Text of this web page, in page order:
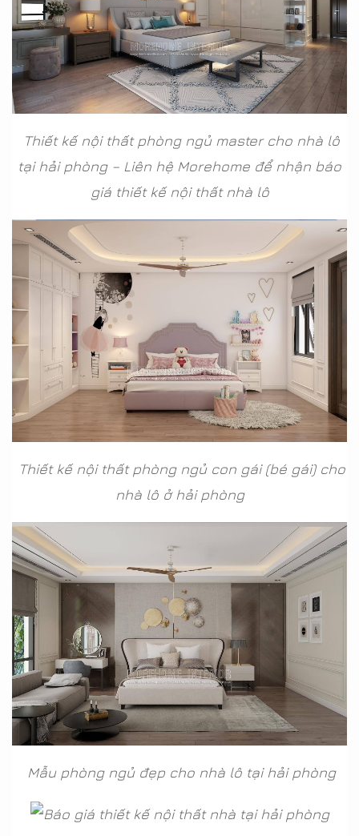
Thiết kế nội thất phòng ngủ master cho nhà lô
tại hải phòng – Liên hệ Morehome để nhận báo
giá thiết kế nội thất nhà lô
Thiết kế nội thất phòng ngủ con gái (bé gái) cho
nhà lô ở hải phòng
Mẫu phòng ngủ đẹp cho nhà lô tại hải phòng